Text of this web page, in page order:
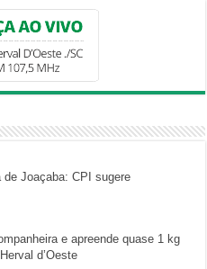
de Joaçaba: CPI sugere
e apreende quase 1 kg
d’Oeste